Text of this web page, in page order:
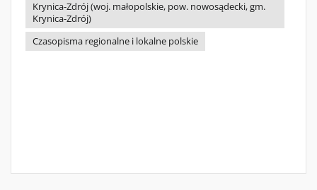
Krynica-Zdrój (woj. małopolskie, pow. nowosądecki, gm.
Krynica-Zdrój)
Czasopisma regionalne i lokalne polskie